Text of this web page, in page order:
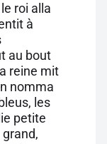
roi alla
à
au bout
reine mit
nomma
les
petite